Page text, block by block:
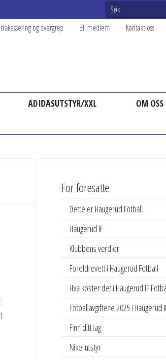
og overgrep Bli medlem Kontakt oss
ADIDASUTSTYR/XXL
OM OSS
For foresatte
Dette er Haugerud Fotball
Haugerud IF
Klubbens verdier
Foreldrevett i Haugerud Fotball
Hva koster det i Haugerud IF
Fotballavgiftene 2025 i Haugerud
Finn ditt lag
Nike-utstyr